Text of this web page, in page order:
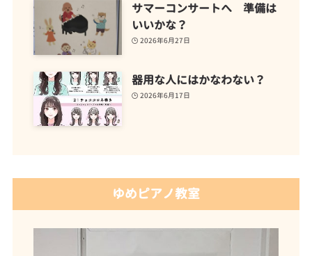
サマーコンサートへ 準備は
いいかな？
2026年6月27日
器用な人にはかなわない？
2026年6月17日
ゆめピアノ教室